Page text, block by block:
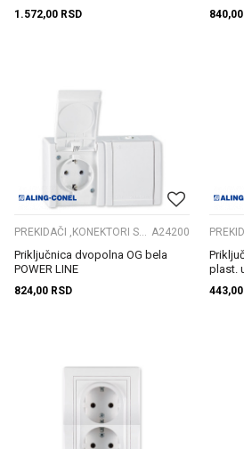
1.572,00 RSD 840,00
A24200
Priključnica dvopolna OG bela
POWER LINE
824,00 RSD
plast.
443,00